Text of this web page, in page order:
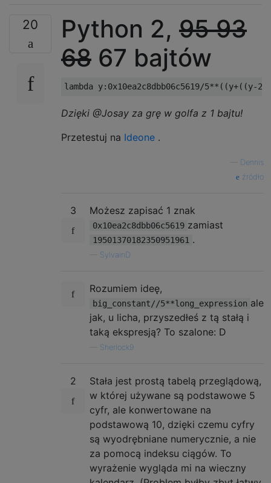
20 Python 2, 9593
68 67 bajtów
lambda y: 0x10ea2c8dbb06c5619/5**((y+((y-22
Dzięki @Josay za grę w golfa z 1 bajtu!
Przetestuj na Ideone .
Dennis
źródło
3 Możesz zapisać 1 znak
0x10ea2c8dbb06c5619 zamiast
19501370182350951961 .
SylvainD
Rozumiem ideę,
big_constant//5**long_expression ale
jak, u licha, przyszedłeś z tą stałą i
taką ekspresją? To szalone: ​​D
Sherlock9
2
Stała jest prostą tabelą przeglądową,
w której używane są podstawowe 5
cyfr, ale konwertowane na
podstawową 10, dzięki czemu cyfry
są wyodrębniane numerycznie, a nie
za pomocą indeksu ciągów. To
wyrażenie wygląda mi na wieczny